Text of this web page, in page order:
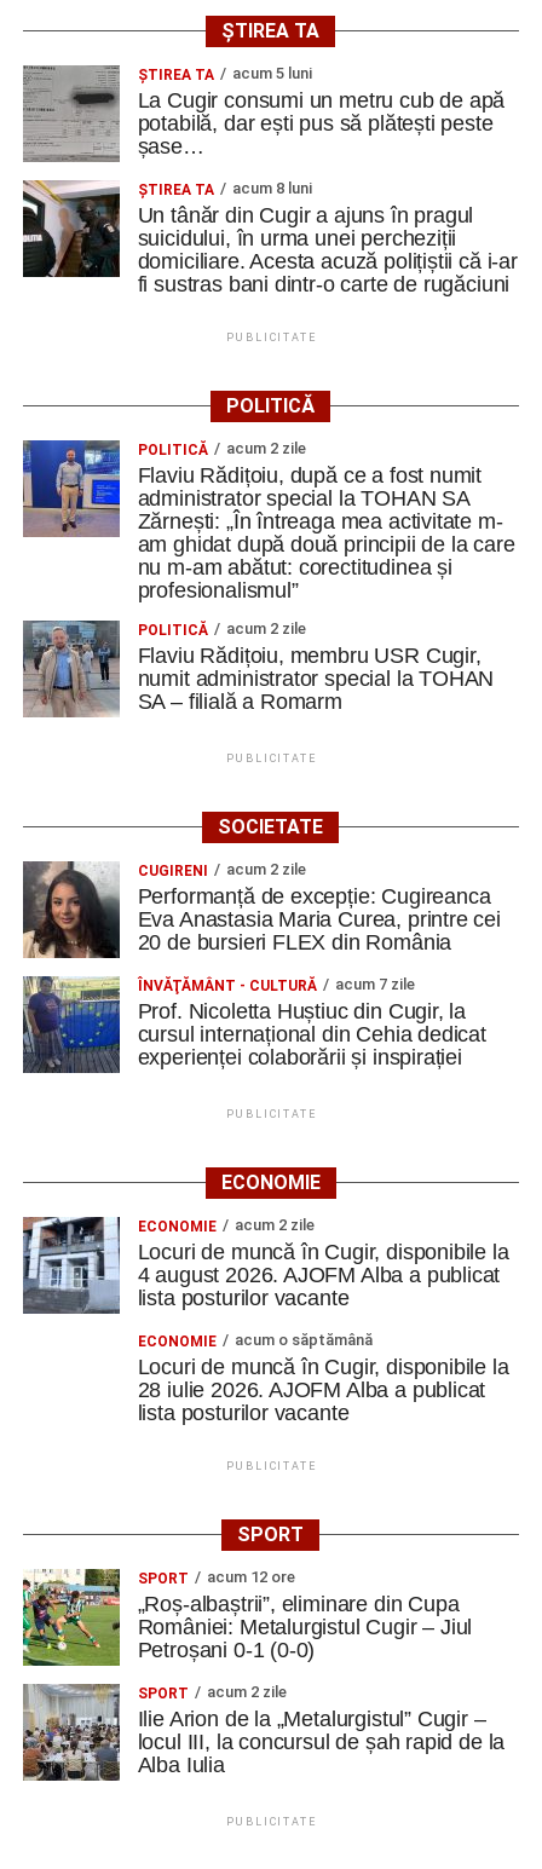
ȘTIREA TA
ȘTIREA TA acum 5 luni
La Cugir consumi un metru cub de apă
potabilă, dar ești pus să plătești peste
șase…
ȘTIREA TA acum 8 luni
Un tânăr din Cugir a ajuns în pragul
suicidului, în urma unei percheziții
domiciliare. Acesta acuză polițiștii că i-ar
fi sustras bani dintr-o carte de rugăciuni
PUBLICITATE
POLITICĂ
POLITICĂ acum 2 zile
Flaviu Rădițoiu, după ce a fost numit
administrator special la TOHAN SA
Zărnești: „În întreaga mea activitate m-
am ghidat după două principii de la care
nu m-am abătut: corectitudinea și
profesionalismul”
POLITICĂ acum 2 zile
Flaviu Rădițoiu, membru USR Cugir,
numit administrator special la TOHAN
SA – filială a Romarm
PUBLICITATE
SOCIETATE
CUGIRENI acum 2 zile
Performanță de excepție: Cugireanca
Eva Anastasia Maria Curea, printre cei
20 de bursieri FLEX din România
ÎNVĂŢĂMÂNT - CULTURĂ acum 7 zile
Prof. Nicoletta Huștiuc din Cugir, la
cursul internațional din Cehia dedicat
experienței colaborării și inspirației
PUBLICITATE
ECONOMIE
ECONOMIE acum 2 zile
Locuri de muncă în Cugir, disponibile la
4 august 2026. AJOFM Alba a publicat
lista posturilor vacante
ECONOMIE acum o săptămână
Locuri de muncă în Cugir, disponibile la
28 iulie 2026. AJOFM Alba a publicat
lista posturilor vacante
PUBLICITATE
SPORT
SPORT acum 12 ore
„Roș-albaștrii”, eliminare din Cupa
României: Metalurgistul Cugir – Jiul
Petroșani 0-1 (0-0)
SPORT acum 2 zile
Ilie Arion de la „Metalurgistul” Cugir –
locul III, la concursul de șah rapid de la
Alba Iulia
PUBLICITATE